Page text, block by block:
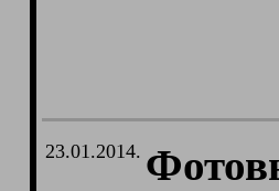
23.01.2014.